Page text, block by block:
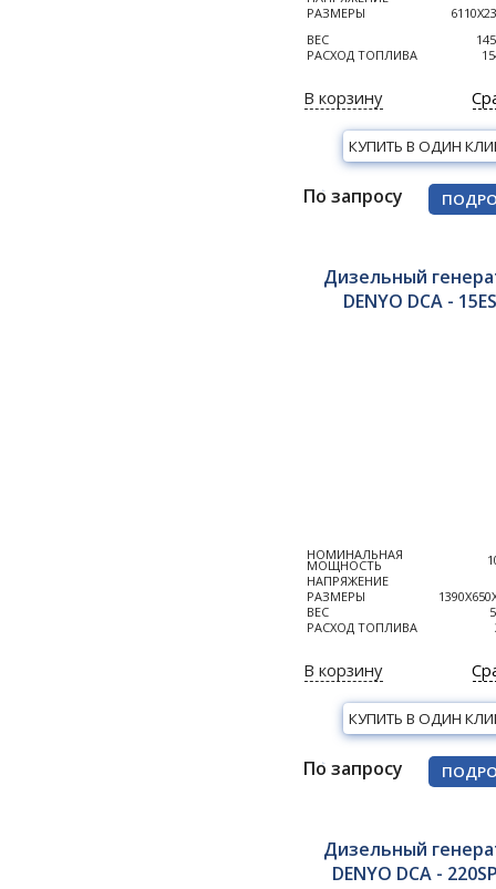
РАЗМЕРЫ
ВЕС
РАСХОД ТОПЛИВА
В корзину
КУПИТЬ В ОДИН
По запросу
Дизельный
DENYO DCA -
НОМИНАЛЬНАЯ
МОЩНОСТЬ
НАПРЯЖЕНИЕ
РАЗМЕРЫ
ВЕС
РАСХОД ТОПЛИВА
В корзину
КУПИТЬ В ОДИН
По запросу
Дизельный
DENYO DCA -